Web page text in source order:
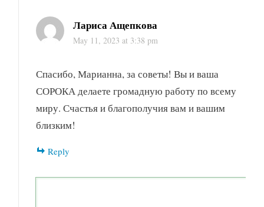
Лариса Ащепкова
May 11, 2023 at 3:38 pm
Спасибо, Марианна, за советы! Вы и ваша
СОРОКА делаете громадную работу по всему
миру. Счастья и благополучия вам и вашим
близким!
Reply